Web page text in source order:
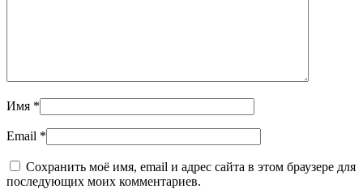
Имя *
Email *
Сохранить моё имя, email и адрес сайта в этом браузере для
последующих моих комментариев.